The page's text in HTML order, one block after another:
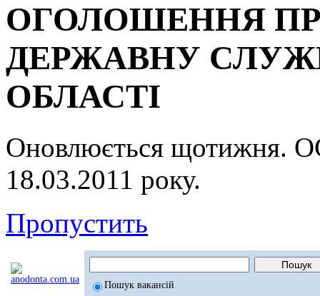
ОГОЛОШЕННЯ
ДЕРЖАВНУ
ОБЛАСТІ
Оновлюється
18.03.2011 року.
Пропустить
Пошук вакансій